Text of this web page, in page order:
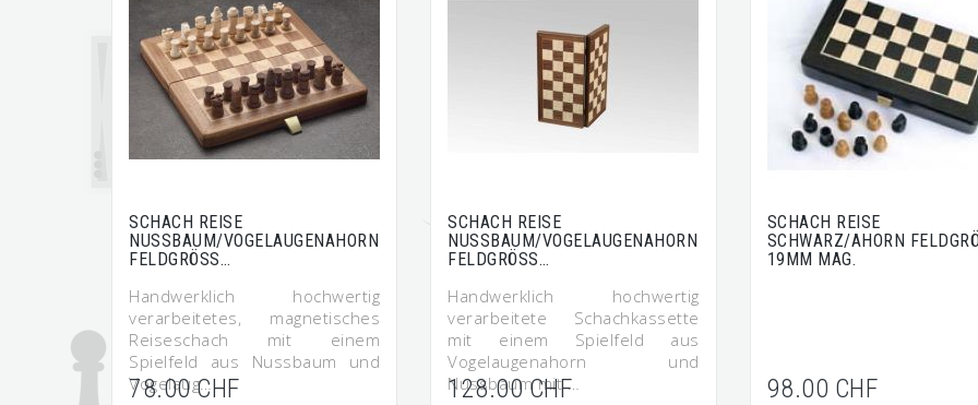
SCHACH REISE
NUSSBAUM/VOGELAUGENAHORN
FELDGRÖSS…
Handwerklich hochwertig
verarbeitetes, magnetisches
Reiseschach mit einem
Spielfeld aus Nussbaum und
Vogelaug…
78.00 CHF
SCHACH REISE
NUSSBAUM/VOGELAUGENAHORN
FELDGRÖSS…
Handwerklich hochwertig
verarbeitete Schachkassette
mit einem Spielfeld aus
Vogelaugenahorn und
Nussbaum mit …
128.00 CHF
SCHACH REISE
SCHWARZ/AHORN
19MM MAG.
98.00 CHF